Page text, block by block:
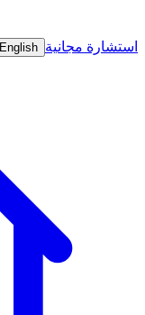
استشارة مجانية English